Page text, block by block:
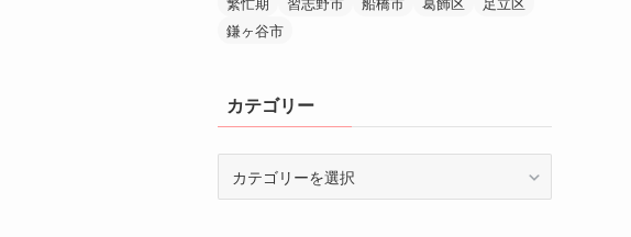
鎌ヶ谷市
カテゴリー